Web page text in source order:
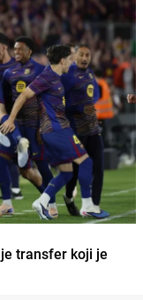
transfer koji je